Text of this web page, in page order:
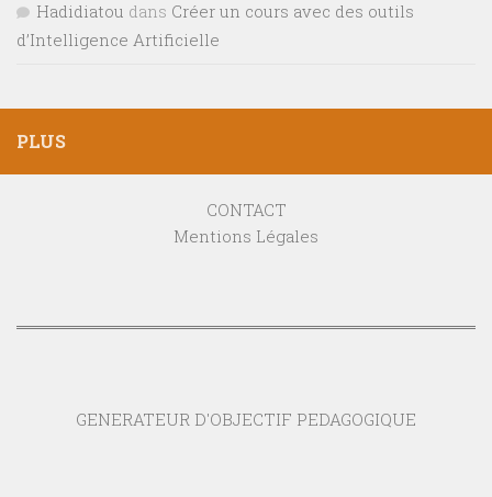
Hadidiatou dans Créer un cours avec des outils
d’Intelligence Artificielle
PLUS
CONTACT
Mentions Légales
GENERATEUR D'OBJECTIF PEDAGOGIQUE